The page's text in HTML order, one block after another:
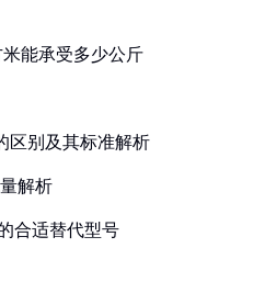
能承受多少公斤
区别及其标准解析
解析
合适替代型号